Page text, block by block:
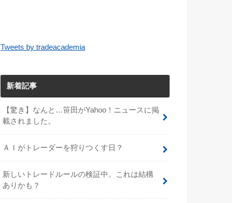
Tweets by tradeacademia
新着記事
【驚き】なんと…笹田がYahoo！ニュースに掲
載されました。
ＡＩがトレーダーを狩りつくす日？
新しいトレードルールの検証中。これは結構
ありかも？